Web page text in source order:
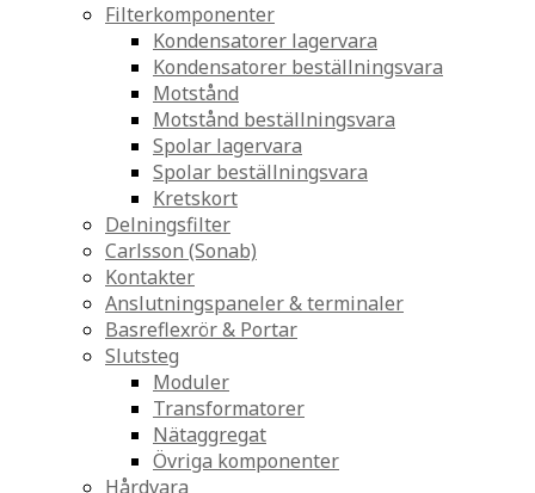
Filterkomponenter
Kondensatorer lagervara
Kondensatorer beställningsvara
Motstånd
Motstånd beställningsvara
Spolar lagervara
Spolar beställningsvara
Kretskort
Delningsfilter
Carlsson (Sonab)
Kontakter
Anslutningspaneler & terminaler
Basreflexrör & Portar
Slutsteg
Moduler
Transformatorer
Nätaggregat
Övriga komponenter
Hårdvara